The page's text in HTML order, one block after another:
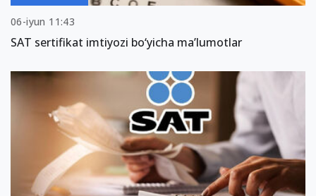
06-iyun 11:43
SAT sertifikat imtiyozi bo‘yicha ma’lumotlar